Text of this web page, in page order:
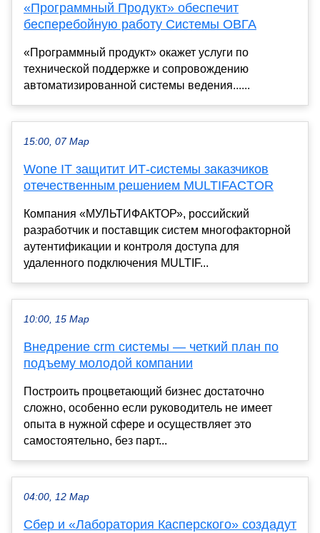
«Программный Продукт» обеспечит
бесперебойную работу Системы ОВГА
«Программный продукт» окажет услуги по
технической поддержке и сопровождению
автоматизированной системы ведения......
15:00, 07 Мар
Wone IT защитит ИТ-системы заказчиков
отечественным решением MULTIFACTOR
Компания «МУЛЬТИФАКТОР», российский
разработчик и поставщик систем многофакторной
аутентификации и контроля доступа для
удаленного подключения MULTIF...
10:00, 15 Мар
Внедрение crm системы — четкий план по
подъему молодой компании
Построить процветающий бизнес достаточно
сложно, особенно если руководитель не имеет
опыта в нужной сфере и осуществляет это
самостоятельно, без парт...
04:00, 12 Мар
Сбер и «Лаборатория Касперского» создадут